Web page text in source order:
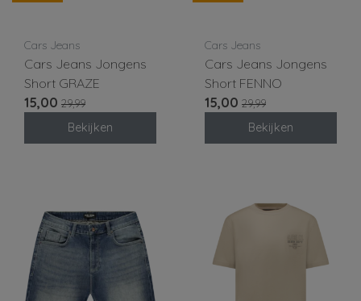
Cars Jeans
Cars Jeans Jongens
Short GRAZE
15,00 29,99
Bekijken
Cars Jeans
Cars Jeans Jongens
Short FENNO
15,00 29,99
Bekijken